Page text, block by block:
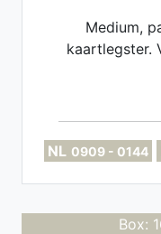
Medium,
kaartlegster.
NL 0909 - 0144
Box: